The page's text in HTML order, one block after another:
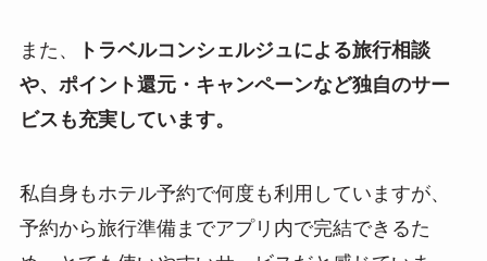
また、
トラベルコンシェルジュによる旅行相談
や、ポイント還元・キャンペーンなど独自のサー
ビスも充実しています。
私自身もホテル予約で何度も利用していますが、
予約から旅行準備までアプリ内で完結できるた